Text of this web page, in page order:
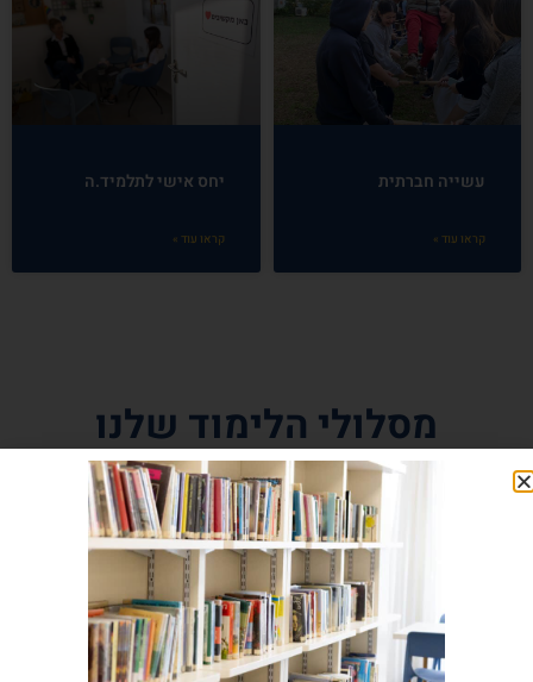
עשייה חברתית
קראו עוד »
יחס אישי לתלמיד.ה
קראו עוד »
מסלולי הלימוד שלנו